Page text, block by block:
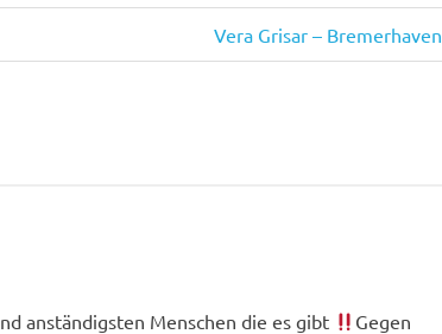
Nächster
Beitrag:
Vera Grisar – Bremerhaven
anständigsten Menschen die es gibt Gegen